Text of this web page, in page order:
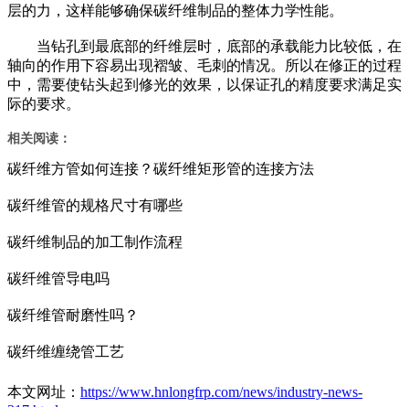
层的力，这样能够确保碳纤维制品的整体力学性能。
当钻孔到最底部的纤维层时，底部的承载能力比较低，在
轴向的作用下容易出现褶皱、毛刺的情况。所以在修正的过程
中，需要使钻头起到修光的效果，以保证孔的精度要求满足实
际的要求。
相关阅读：
碳纤维方管如何连接？碳纤维矩形管的连接方法
碳纤维管的规格尺寸有哪些
碳纤维制品的加工制作流程
碳纤维管导电吗
碳纤维管耐磨性吗？
碳纤维缠绕管工艺
本文网址： https://www.hnlongfrp.com/news/industry-news-